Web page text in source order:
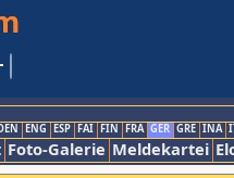
ENG ESP FAI FIN FRA GER GRE INA
Foto-Galerie Meldekartei